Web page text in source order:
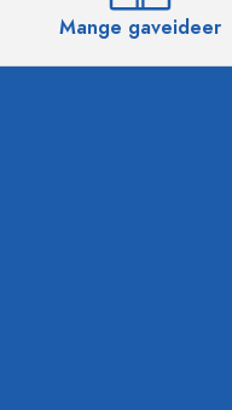
Mange gaveideer